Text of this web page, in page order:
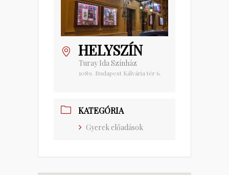
HELYSZÍN
Turay Ida Színház
1089. Budapest Kálvária tér 6.
KATEGÓRIA
Gyerek előadások